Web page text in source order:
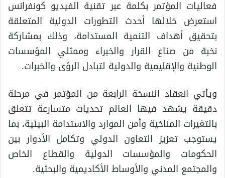
فعاليات المؤتمر بكلمة عبر تقنية الفيديو كونفرانس
استعرض خلالها أحدث التطورات الدولية المتعلقة
بتحقيق أهداف التنمية المستدامة، وذلك بمشاركة
نخبة من صناع القرار والخبراء وممثلي المؤسسات
الوطنية والإقليمية والدولية لتبادل الرؤى والخبرات.
ويأتي انعقاد النسخة الرابعة من المؤتمر في مرحلة
دقيقة يشهد فيها العالم تحديات متسارعة تتعلق
بالتغيرات المناخية وأمن الموارد والاستدامة البيئية، بما
يستوجب تعزيز التعاون الدولي وتكامل الأدوار بين
الحكومات والمؤسسات الدولية والقطاع الخاص
والمجتمع المدني والأوساط الأكاديمية والبحثية.